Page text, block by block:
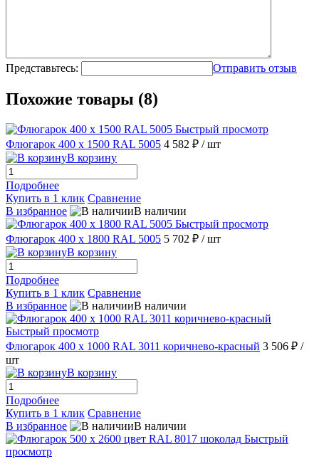
Представьтесь: Отправить отзыв
Похожие товары (8)
Быстрый просмотр
Флюгарок 400 х 1500 RAL 5005 4 582 ₽ / шт
В корзину
Подробнее
Купить в 1 клик Сравнение
В избранное
В наличии
Быстрый просмотр
Флюгарок 400 х 1800 RAL 5005 5 702 ₽ / шт
В корзину
Подробнее
Купить в 1 клик Сравнение
В избранное
В наличии
Быстрый просмотр
Флюгарок 400 х 1000 RAL 3011 коричнево-красный 3 506 ₽ /
шт
В корзину
Подробнее
Купить в 1 клик Сравнение
В избранное
В наличии
Быстрый
просмотр